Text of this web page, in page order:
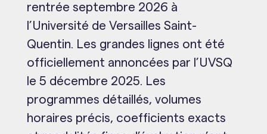
rentrée septembre 2026 à
l’Université de Versailles Saint-
Quentin. Les grandes lignes ont été
officiellement annoncées par l’UVSQ
le 5 décembre 2025. Les
programmes détaillés, volumes
horaires précis, coefficients exacts